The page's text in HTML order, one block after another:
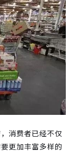
消费者已经不仅
更加丰富多样的